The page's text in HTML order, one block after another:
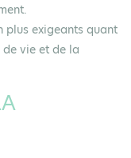
plus exigeants quant
vie et de la